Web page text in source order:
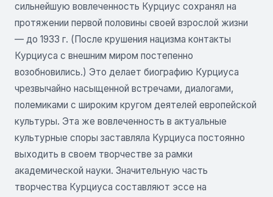
сильнейшую вовлеченность Курциус сохранял на
протяжении первой половины своей взрослой жизни
— до 1933 г. (После крушения нацизма контакты
Курциуса с внешним миром постепенно
возобновились.) Это делает биографию Курциуса
чрезвычайно насыщенной встречами, диалогами,
полемиками с широким кругом деятелей европейской
культуры. Эта же вовлеченность в актуальные
культурные споры заставляла Курциуса постоянно
выходить в своем творчестве за рамки
академической науки. Значительную часть
творчества Курциуса составляют эссе на